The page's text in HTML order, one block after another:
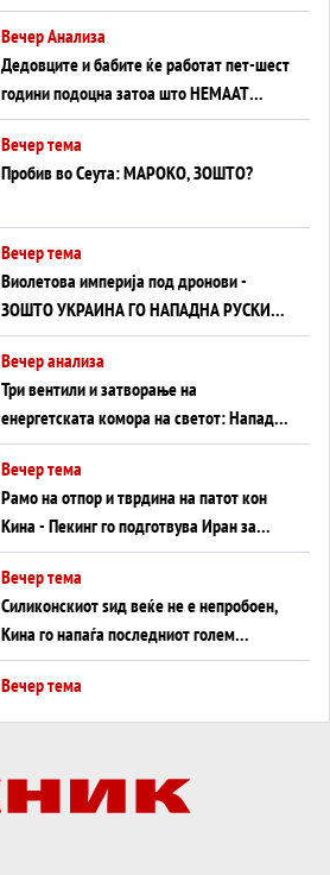
Германија до Црното Море...
Вечер Анализа
Дедовците и бабите ќе работат пет-шест
години подоцна затоа што НЕМААТ
ВНУЦИ ДА ГИ ЗАМЕНАТ
Вечер тема
Пробив во Сеута: МАРОКО, ЗОШТО?
Вечер тема
Виолетова империја под дронови -
ЗОШТО УКРАИНА ГО НАПАДНА РУСКИОТ
WILDBERRIES
Вечер анализа
Три вентили и затворање на
енергетската комора на светот: Нападот
во Суец најавува глобален енергетски
инфаркт?
Вечер тема
Рамо на отпор и тврдина на патот кон
Кина - Пекинг го подготвува Иран за
американска копнена инвазија
Вечер тема
Силиконскиот ѕид веќе не е непробоен,
Кина го напаѓа последниот голем
монопол на Западот?
Вечер тема
Вечер тема